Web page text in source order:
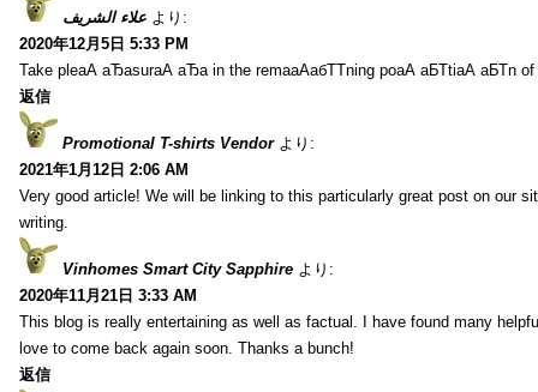
علاء الشريف より:
2020年12月5日 5:33 PM
Take pleаА аЂаsurаА аЂа in the remaаАабТТning poаА аБТtiаА аБТn
返信
Promotional T-shirts Vendor より:
2021年1月12日 2:06 AM
Very good article! We will be linking to this particularly great post on our
writing.
Vinhomes Smart City Sapphire より:
2020年11月21日 3:33 AM
This blog is really entertaining as well as factual. I have found many
love to come back again soon. Thanks a bunch!
返信